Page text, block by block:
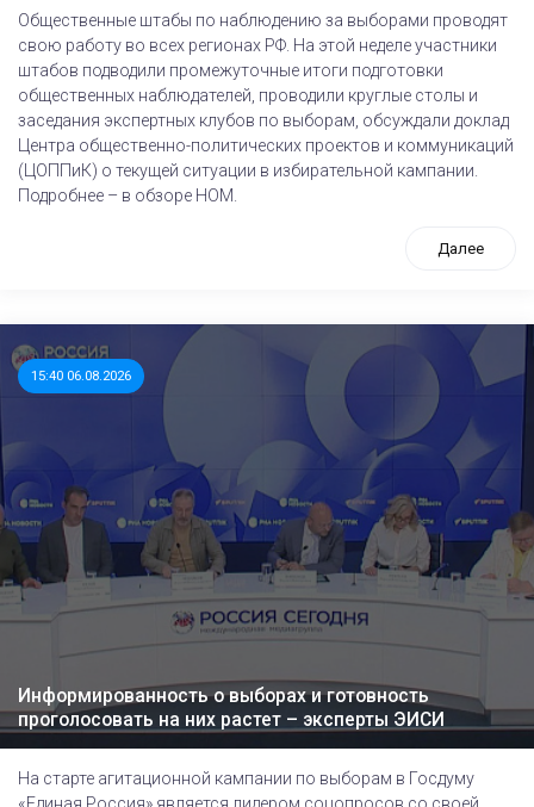
Общественные штабы по наблюдению за выборами проводят
свою работу во всех регионах РФ. На этой неделе участники
штабов подводили промежуточные итоги подготовки
общественных наблюдателей, проводили круглые столы и
заседания экспертных клубов по выборам, обсуждали доклад
Центра общественно-политических проектов и коммуникаций
(ЦОППиК) о текущей ситуации в избирательной кампании.
Подробнее – в обзоре НОМ.
Далее
15:40 06.08.2026
Информированность о выборах и готовность
проголосовать на них растет – эксперты ЭИСИ
На старте агитационной кампании по выборам в Госдуму